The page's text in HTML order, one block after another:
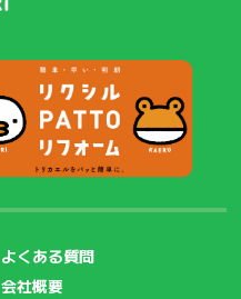
よくある質問
会社概要